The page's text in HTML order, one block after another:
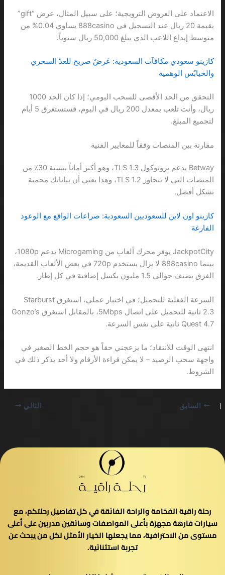
الاعتماد على العروض الترويجية؛ على سبيل المثال، عرض “gift”
بقيمة 20 ريال عند التسجيل في 888casino يساوي 0.04% من
متوسط إيداع اللاعب الذي يبلغ 50,000 ريال سنوياً.
كازينو سعودي مكافآت السعودية: عَرضٌ صريح للعدّ السحري
والخيابُس الوهمية
التحقق من الحد الأقصى للسحب اليومي؛ إذا كان الحد 1000
ريال، وأنت تلعب بمعدل 200 ريال في اليوم، فستستغرق 5 أيام
لتجميع المبلغ.
مقارنة بين المنصات وفقاً للمعايير الفنية
Betway يدعم بروتوكول TLS 1.3، وهو أكثر أماناً بنسبة 30٪ من
المنصات التي لا تتجاوز TLS 1.2، وهذا يعني أن بياناتك محمية
بشكل أفضل.
كازينو اون لاين للسعوديين السعودية: صراعات الواقع مع الوعود
الفارغة
JackpotCity يوفر محرك ألعاب من Microgaming يدعم 1080p،
بينما 888casino لا يزال يستخدم 720p في بعض الألعاب القديمة،
الفرق يضيف حوالي 1.5 مليون بكسل إضافية في كل إطار.
السرعة الفعلية للتحميل؛ في اختبار عملي، استغرق Starburst
2.3 ثانية للتحميل على اتصال 5Mbps، بالمقابل استغرق Gonzo’s
Quest 4.7 ثانية على نفس السرعة.
انتهى الوقت للانتقاد؛ ما يزعجني حقاً هو حجم الخط الصغير في
واجهة سحب الرصيد – لا يمكن قراءة الأرقام ولا أحد يذكر ذلك في
الشروط.
السابق التالي
رحلة راقية الفخامة والراحة الفائقة في كل تفاصيل رحلتكم، مع
سيارات فارهة مجهزة بأعلى المواصفات وسائقين مدربين على أعلى
مستوى من الاحترافية، مما يجعلها الخيار الأمثل لكل من يبحث عن
تجربة استثنائية.